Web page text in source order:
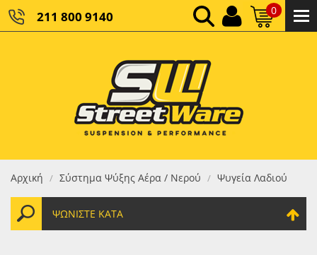
211 800 9140 0
ΚΑΘΑΡΌ ΣΎΝΟΛΟ:
ΤΕΛΙΚΌ ΣΎΝΟΛΟ:0,00 €
Αρχική / Σύστημα Ψύξης Αέρα / Νερού / Ψυγεία Λαδιού
ΨΩΝΊΣΤΕ ΚΑΤΆ